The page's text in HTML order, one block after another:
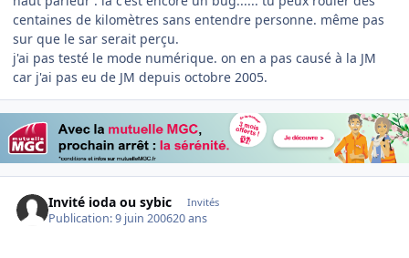
centaines de kilomètres sans entendre personne. même pas
sur que le sar serait perçu.
j'ai pas testé le mode numérique. on en a pas causé à la JM
car j'ai pas eu de JM depuis octobre 2005.
Invité ioda ou sybic Invités
Publication:9 juin 200620 ans